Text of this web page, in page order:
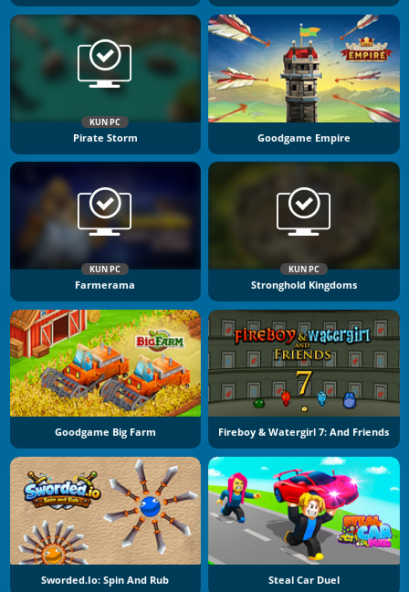
KUN PC
Pirate Storm Goodgame Empire
KUN PC
Farmerama
KUN PC
Stronghold Kingdoms
Goodgame Big Farm Fireboy & Watergirl 7: And Friends
Sworded.io: Spin And Rub Steal Car Duel